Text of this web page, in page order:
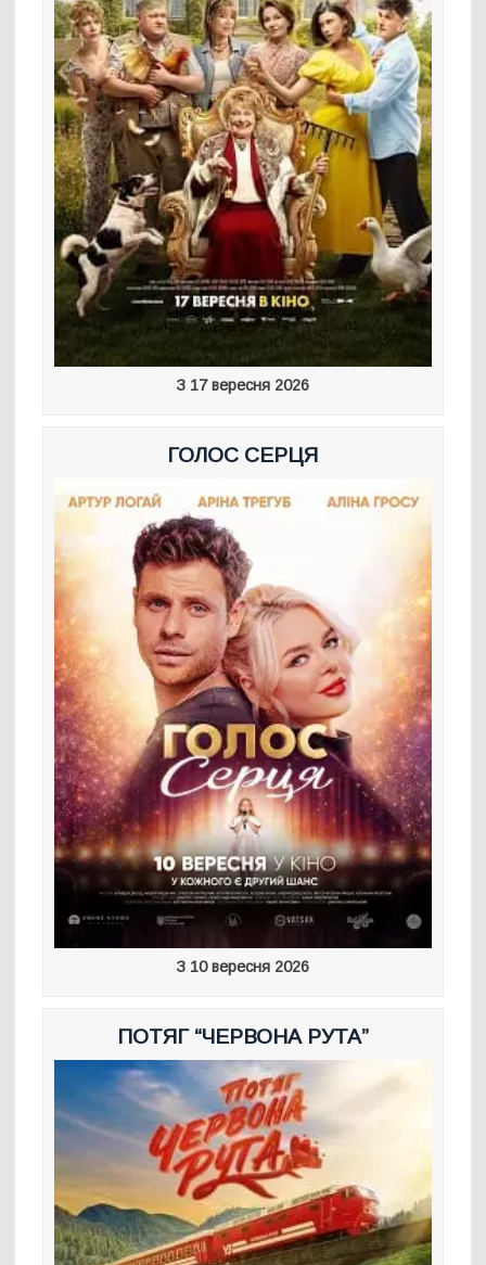
З 17 вересня 2026
ГОЛОС СЕРЦЯ
З 10 вересня 2026
ПОТЯГ “ЧЕРВОНА РУТА”